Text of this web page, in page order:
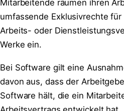
Mitarbeitende räumen ihren
umfassende Exklusivrechte für
Arbeits- oder
Werke ein.
Bei Software gilt eine
davon aus, dass der
Software hält, die ein